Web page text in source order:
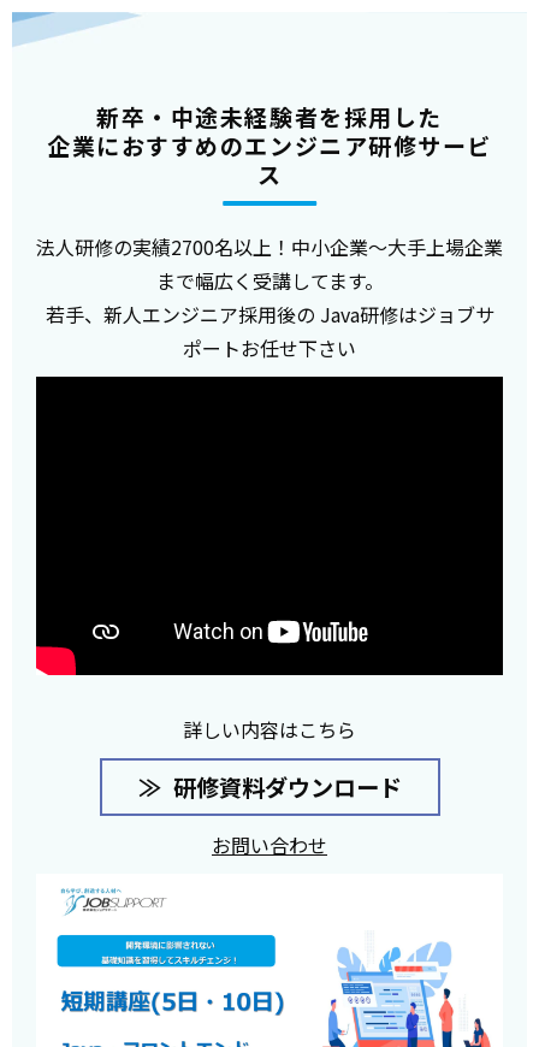
新卒・中途未経験者を採用した
企業におすすめのエンジニア研修サービ
ス
法人研修の実績2700名以上！中小企業～大手上場企業
まで幅広く受講してます。
若手、新人エンジニア採用後の Java研修はジョブサ
ポートお任せ下さい
詳しい内容はこちら
研修資料ダウンロード
お問い合わせ